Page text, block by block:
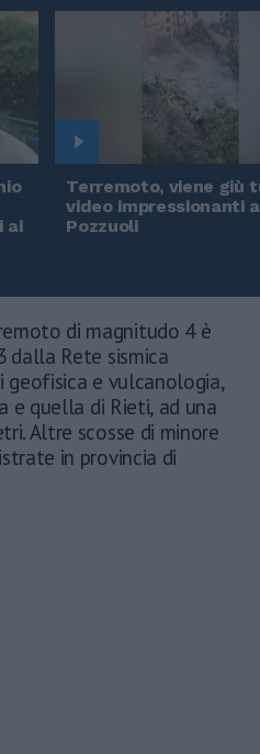
ai
Terremoto, viene giù
video impressionanti a
Pozzuoli
di magnitudo 4 è
Rete sismica
e vulcanologia,
e quella di Rieti, ad una
Altre scosse di minore
in provincia di